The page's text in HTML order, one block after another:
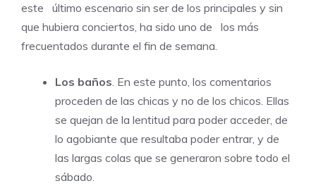
este último escenario sin ser de los principales y sin
que hubiera conciertos, ha sido uno de los más
frecuentados durante el fin de semana.
Los baños. En este punto, los comentarios
proceden de las chicas y no de los chicos. Ellas
se quejan de la lentitud para poder acceder, de
lo agobiante que resultaba poder entrar, y de
las largas colas que se generaron sobre todo el
sábado.